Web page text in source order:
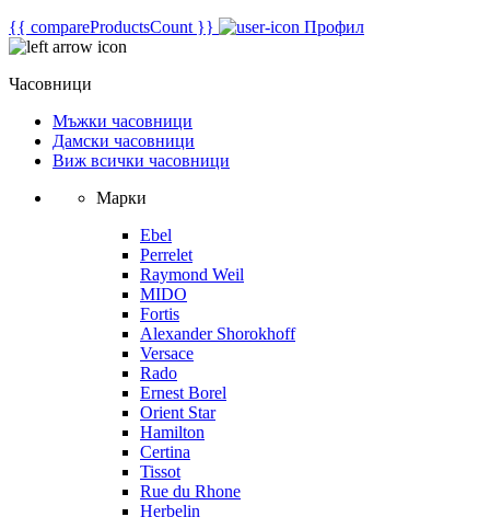
{{ compareProductsCount }}
Профил
Часовници
Мъжки часовници
Дамски часовници
Виж всички часовници
Марки
Ebel
Perrelet
Raymond Weil
MIDO
Fortis
Alexander Shorokhoff
Versace
Rado
Ernest Borel
Orient Star
Hamilton
Certina
Tissot
Rue du Rhone
Herbelin